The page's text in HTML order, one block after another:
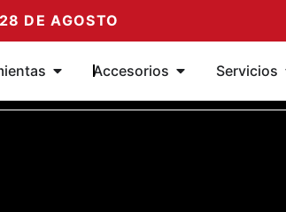
DE AGOSTO
de suspensión
Abrir Herramientas
Accesorios Abrir Accesorios
Servicios